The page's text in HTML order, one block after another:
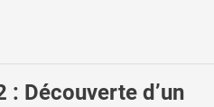
: Découverte d’un